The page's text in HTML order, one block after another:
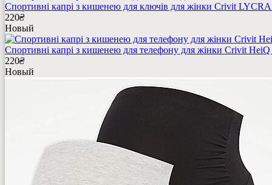
Спортивні капрі з кишенею для ключів для жінки Crivit
220₴
Новый
Спортивні капрі з кишенею для телефону для жінки Crivit
220₴
Новый